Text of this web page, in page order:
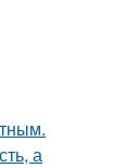
а